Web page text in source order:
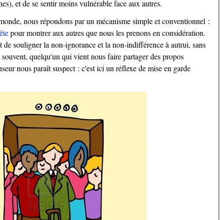
et de se sentir moins vulnérable face aux autres.
pour montrer aux autres que nous les prenons en considération.
de souligner la non-ignorance et la non-indifférence à autrui, sans
quelqu'un qui vient nous faire partager des propos
nous paraît suspect : c'est ici un réflexe de mise en garde